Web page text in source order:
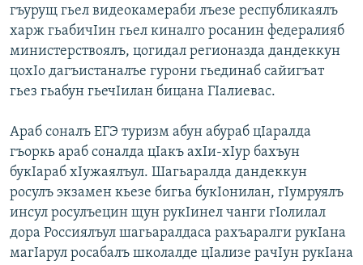
гъурущ гьел видеокамераби лъезе республикаялъ
харж гьабичIин гьел киналго росанин федералияб
министерствоялъ, цогидал регионазда дандеккун
цохIо дагъистаналъе гурони гьединаб сайигъат
гьез гьабун гьечIилан бицана ГIалиевас.
Араб соналъ ЕГЭ туризм абун абураб цIаралда
гъоркь араб соналда цIакъ ахIи-хIур бахъун
букIараб хIужаялъул. Шагьаралда дандеккун
росулъ экзамен кьезе бигьа букIонилан, гIумруялъ
инсул росулъецин щун рукIинел чанги гIолилал
дора Россиялъул шагьаралдаса рахъаралги рукIана
магIарул росабалъ школалде цIализе рачIун рукIана